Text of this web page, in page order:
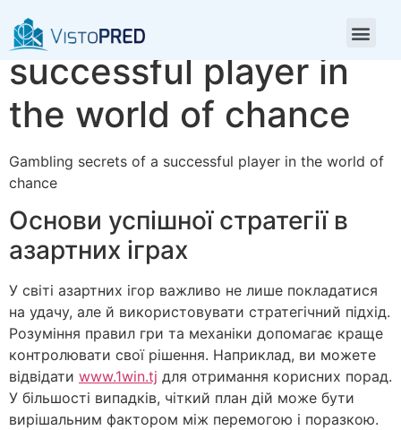
Gambling secrets of a
successful player in
the world of chance
Gambling secrets of a successful player in the world of
chance
Основи успішної стратегії в
азартних іграх
У світі азартних ігор важливо не лише покладатися
на удачу, але й використовувати стратегічний підхід.
Розуміння правил гри та механіки допомагає краще
контролювати свої рішення. Наприклад, ви можете
відвідати www.1win.tj для отримання корисних порад.
У більшості випадків, чіткий план дій може бути
вирішальним фактором між перемогою і поразкою.